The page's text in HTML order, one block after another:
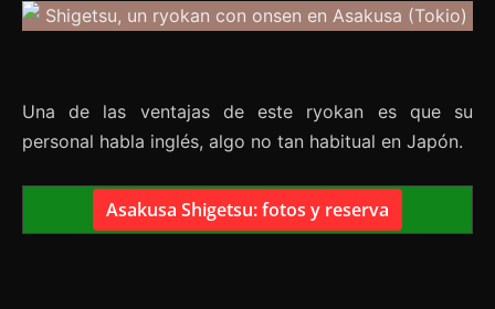
Una de las ventajas de este ryokan es que su
personal habla inglés, algo no tan habitual en Japón.
Asakusa Shigetsu: fotos y reserva